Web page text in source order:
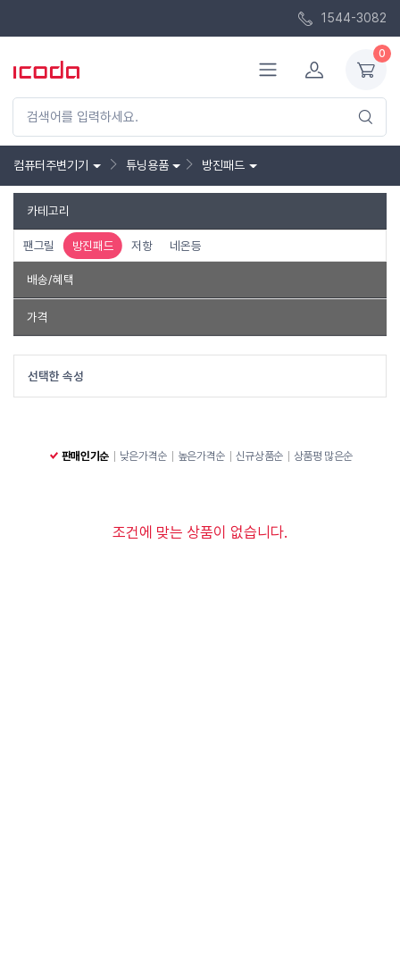
1544-3082
0
컴퓨터주변기기 튜닝용품 방진패드
카테고리
팬그릴 방진패드 저항 네온등
배송/혜택
품절제외
가격
~
선택한 속성
판매인기순 낮은가격순 높은가격순 신규상품순 상품평 많은순
조건에 맞는 상품이 없습니다.